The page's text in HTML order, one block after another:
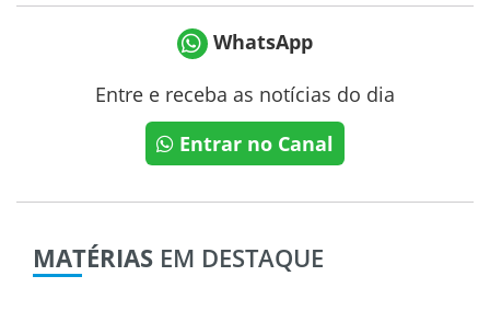
WhatsApp
Entre e receba as notícias do dia
Entrar no Canal
MATÉRIAS EM DESTAQUE